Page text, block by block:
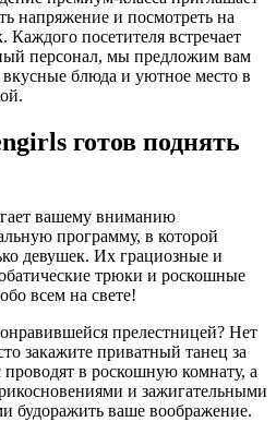
напряжение и посмотреть на
посетителя встречает
персонал, мы предложим вам
блюда и уютное место в
готов поднять
вашему вниманию
программу, в которой
девушек. Их грациозные и
трюки и роскошные
всем на свете!
прелестницей? Нет
закажите приватный танец за
в роскошную комнату, а
и зажигательными
будоражить ваше воображение.